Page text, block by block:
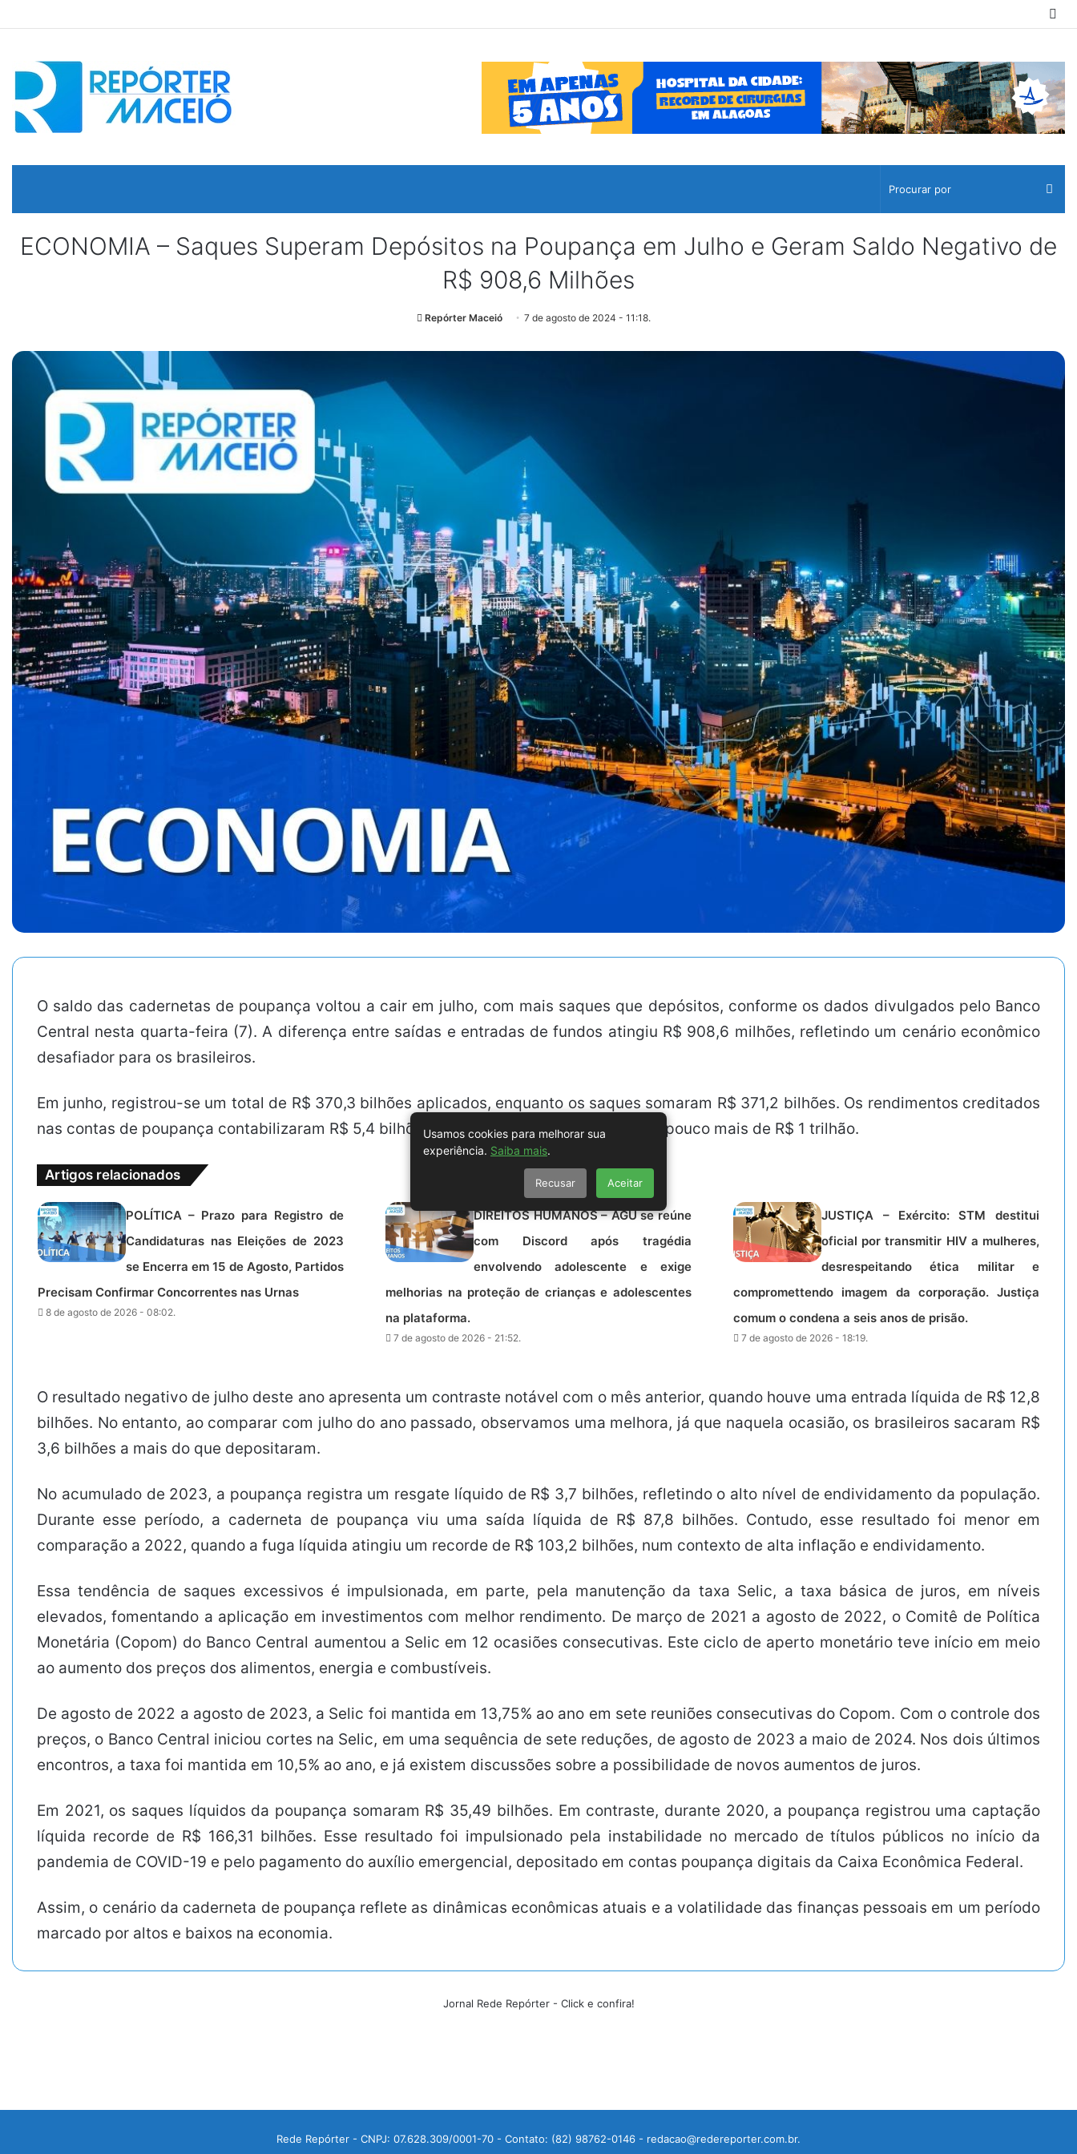
ECONOMIA – Saques Superam Depósitos na Poupança em Julho e Geram Saldo Negativo de
R$ 908,6 Milhões
Repórter Maceió 7 de agosto de 2024 - 11:18.
O saldo das cadernetas de poupança voltou a cair em julho, com mais saques que depósitos, conforme os dados divulgados pelo Banco
Central nesta quarta-feira (7). A diferença entre saídas e entradas de fundos atingiu R$ 908,6 milhões, refletindo um cenário econômico
desafiador para os brasileiros.
Em junho, registrou-se um total de R$ 370,3 bilhões aplicados, enquanto os saques somaram R$ 371,2 bilhões. Os rendimentos creditados
nas contas de poupança contabilizaram R$ 5,4 bilhões, culminando num saldo total de pouco mais de R$ 1 trilhão.
Artigos relacionados
POLÍTICA – Prazo para Registro de
Candidaturas nas Eleições de 2023
se Encerra em 15 de Agosto, Partidos
Precisam Confirmar Concorrentes nas Urnas
8 de agosto de 2026 - 08:02.
DIREITOS HUMANOS – AGU se reúne
com Discord após tragédia
envolvendo adolescente e exige
melhorias na proteção de crianças e adolescentes
na plataforma.
7 de agosto de 2026 - 21:52.
JUSTIÇA – Exército: STM destitui
oficial por transmitir HIV a mulheres,
desrespeitando ética militar e
compromettendo imagem da corporação. Justiça
comum o condena a seis anos de prisão.
7 de agosto de 2026 - 18:19.
O resultado negativo de julho deste ano apresenta um contraste notável com o mês anterior, quando houve uma entrada líquida de R$ 12,8
bilhões. No entanto, ao comparar com julho do ano passado, observamos uma melhora, já que naquela ocasião, os brasileiros sacaram R$
3,6 bilhões a mais do que depositaram.
No acumulado de 2023, a poupança registra um resgate líquido de R$ 3,7 bilhões, refletindo o alto nível de endividamento da população.
Durante esse período, a caderneta de poupança viu uma saída líquida de R$ 87,8 bilhões. Contudo, esse resultado foi menor em
comparação a 2022, quando a fuga líquida atingiu um recorde de R$ 103,2 bilhões, num contexto de alta inflação e endividamento.
Essa tendência de saques excessivos é impulsionada, em parte, pela manutenção da taxa Selic, a taxa básica de juros, em níveis
elevados, fomentando a aplicação em investimentos com melhor rendimento. De março de 2021 a agosto de 2022, o Comitê de Política
Monetária (Copom) do Banco Central aumentou a Selic em 12 ocasiões consecutivas. Este ciclo de aperto monetário teve início em meio
ao aumento dos preços dos alimentos, energia e combustíveis.
De agosto de 2022 a agosto de 2023, a Selic foi mantida em 13,75% ao ano em sete reuniões consecutivas do Copom. Com o controle dos
preços, o Banco Central iniciou cortes na Selic, em uma sequência de sete reduções, de agosto de 2023 a maio de 2024. Nos dois últimos
encontros, a taxa foi mantida em 10,5% ao ano, e já existem discussões sobre a possibilidade de novos aumentos de juros.
Em 2021, os saques líquidos da poupança somaram R$ 35,49 bilhões. Em contraste, durante 2020, a poupança registrou uma captação
líquida recorde de R$ 166,31 bilhões. Esse resultado foi impulsionado pela instabilidade no mercado de títulos públicos no início da
pandemia de COVID-19 e pelo pagamento do auxílio emergencial, depositado em contas poupança digitais da Caixa Econômica Federal.
Assim, o cenário da caderneta de poupança reflete as dinâmicas econômicas atuais e a volatilidade das finanças pessoais em um período
marcado por altos e baixos na economia.
Jornal Rede Repórter - Click e confira!
Rede Repórter - CNPJ: 07.628.309/0001-70 - Contato: (82) 98762-0146 - redacao@redereporter.com.br.
Usamos cookies para melhorar sua
experiência. Saiba mais
Recusar Aceitar